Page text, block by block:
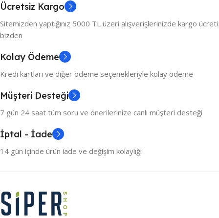
Ücretsiz Kargo
Sitemizden yaptığınız 5000 TL üzeri alışverişlerinizde kargo ücreti
bizden
Kolay Ödeme
Kredi kartları ve diğer ödeme seçenekleriyle kolay ödeme
Müşteri Desteği
7 gün 24 saat tüm soru ve önerilerinize canlı müşteri desteği
İptal - İade
14 gün içinde ürün iade ve değişim kolaylığı